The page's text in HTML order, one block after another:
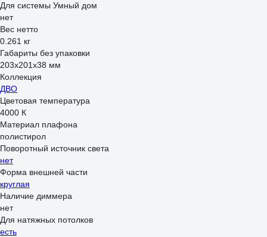
Для системы Умный дом
нет
Вес нетто
0.261 кг
Габариты без упаковки
203х201х38 мм
Коллекция
ДВО
Цветовая температура
4000 К
Материал плафона
полистирол
Поворотный источник света
нет
Форма внешней части
круглая
Наличие диммера
нет
Для натяжных потолков
есть